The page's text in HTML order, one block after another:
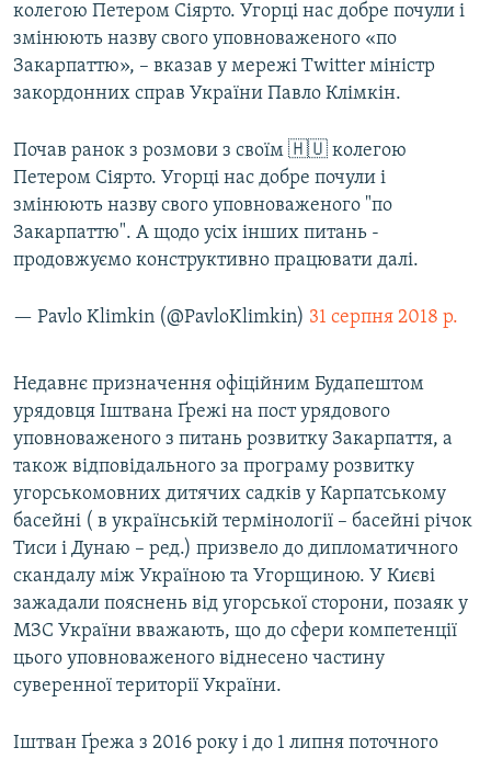
колегою Петером Сіярто. Угорці нас добре почули і
змінюють назву свого уповноваженого «по
Закарпаттю», – вказав у мережі Twitter міністр
закордонних справ України Павло Клімкін.
Почав ранок з розмови з своїм 🇭🇺 колегою
Петером Сіярто. Угорці нас добре почули і
змінюють назву свого уповноваженого "по
Закарпаттю". А щодо усіх інших питань -
продовжуємо конструктивно працювати далі.
— Pavlo Klimkin (@PavloKlimkin) 31 серпня 2018 р.
Недавнє призначення офіційним Будапештом
урядовця Іштвана Ґрежі на пост урядового
уповноваженого з питань розвитку Закарпаття, а
також відповідального за програму розвитку
угорськомовних дитячих садків у Карпатському
басейні ( в українській термінології – басейні річок
Тиси і Дунаю – ред.) призвело до дипломатичного
скандалу між Україною та Угорщиною. У Києві
зажадали пояснень від угорської сторони, позаяк у
МЗС України вважають, що до сфери компетенції
цього уповноваженого віднесено частину
суверенної території України.
Іштван Ґрежа з 2016 року і до 1 липня поточного